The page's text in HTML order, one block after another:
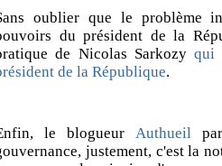
oublier que le problème
du président de la
de Nicolas Sarkozyqui
de la République.
le blogueur Authueil
justement, c'est la